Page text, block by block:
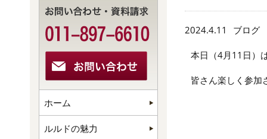
2024.4.11 ブログ
本日（4月11日）
皆さん楽しく参加
ホーム
ルルドの魅力